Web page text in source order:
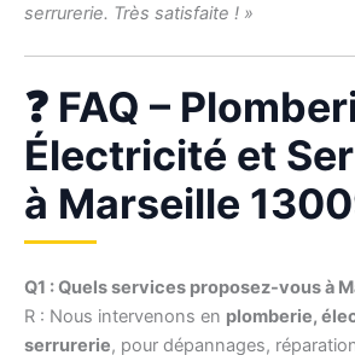
serrurerie. Très satisfaite ! »
❓ FAQ –
Électricité et
à Marseille
Q1 : Quels services proposez-vous à
R : Nous intervenons en plomberie,
serrurerie, pour dépannages,